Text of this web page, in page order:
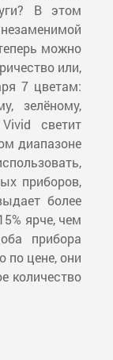
В этом
можно
или,
7 цветам:
зелёному,
светит
диапазоне
приборов,
более
ярче, чем
прибора
по цене, они
количество